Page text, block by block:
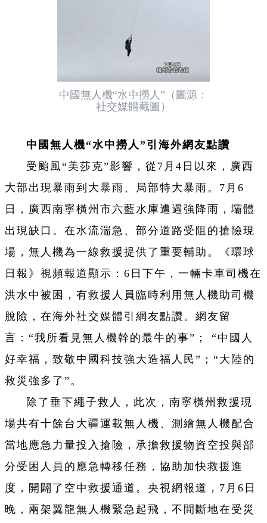
中國無人機“水中撈人”（圖源：
社交媒體截圖）
中國無人機“水中撈人”引海外網友點讚
受颱風“美莎克”影響，從7月4日以來，廣西
大部出現暴雨到大暴雨、局部特大暴雨。7月6
日，廣西南寧橫州市六藍水庫遭遇強降雨，壩體
出現缺口。在水流湍急、部分道路受阻的搶險現
場，無人機為一線救援提供了重要輔助。《環球
日報》視頻報道顯示：6日下午，一輛卡車司機在
洪水中被困，有救援人員臨時利用無人機助司機
脫險，在海外社交媒體引網友點讚。網友留
言：“我所看見無人機幹的最牛的事”； “中國人
好幸福，致敬中國科技強大造福人民”；“大陸的
救災強多了”。
除了垂下繩子救人，此次，南寧橫州救援現
場共有十餘台大疆運載無人機、測繪無人機配合
當地應急力量投入搶險，承擔救援物資空投與部
分受困人員的應急轉移任務，協助加快救援進
度，開闢了空中救援通道。央視網報道，7月6日
晚，兩架翼龍無人機緊急起飛，不間斷地在受災